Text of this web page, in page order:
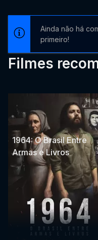
Ainda não há
primeiro!
Filmes
1964: O Brasil Entre
Armas e Livros